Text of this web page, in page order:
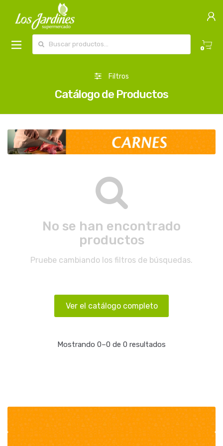
0
Filtros
Catálogo de Productos
No se han encontrado
productos
Pruebe cambiando los filtros de búsquedas.
Ver el catálogo completo
Mostrando 0–0 de 0 resultados